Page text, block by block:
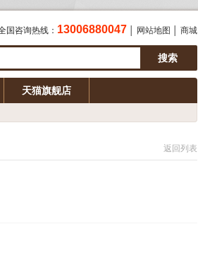
国咨询热线： 13006880047 网站地图 商城
天猫旗舰店
返回列表